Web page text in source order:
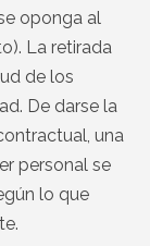
oponga al
La retirada
de los
De darse la
una
personal se
lo que